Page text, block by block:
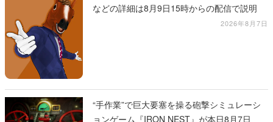
などの詳細は8月9日15時からの配信で説明
2026年8月7日
“手作業”で巨大要塞を操る砲撃シミュレーシ
ョンゲーム『IRON NEST』が本日8月7日